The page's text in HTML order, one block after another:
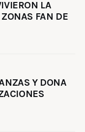
LA
FAN DE
Y DONA